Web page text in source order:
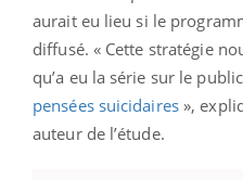
aurait eu lieu si le
diffusé. « Cette stratégie
qu’a eu la série sur le
pensées suicidaires »,
auteur de l’étude.